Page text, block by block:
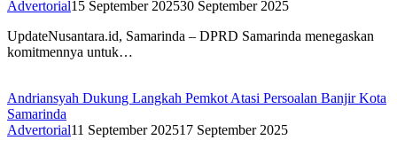
Advertorial15 September 202530 September 2025
UpdateNusantara.id, Samarinda – DPRD Samarinda menegaskan
komitmennya untuk…
Andriansyah Dukung Langkah Pemkot Atasi Persoalan Banjir Kota
Samarinda
Advertorial11 September 202517 September 2025